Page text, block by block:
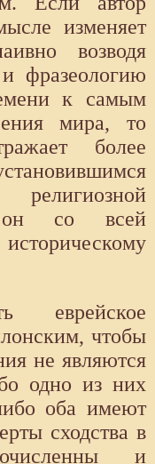
изменяет
возводя
фразеологию
к самым
мира, то
более
он со всей
еврейское
чтобы
не являются
одно из них
оба имеют
сходства в
и